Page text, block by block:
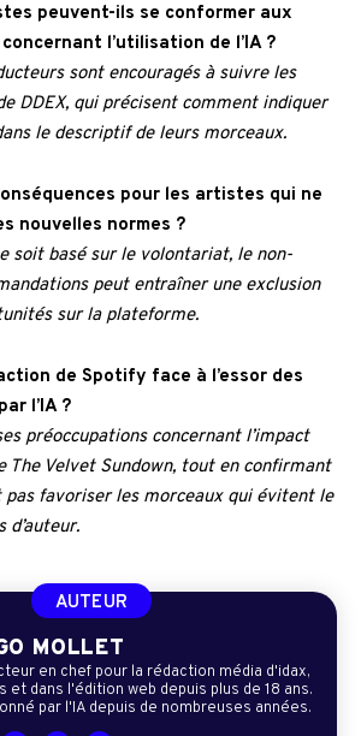
peuvent-ils se conformer aux
l’utilisation de l’IA ?
sont encouragés à suivre les
DDEX, qui précisent comment indiquer
le descriptif de leurs morceaux.
pour les artistes qui ne
nouvelles normes ?
soit basé sur le volontariat, le non-
peut entraîner une exclusion
sur la plateforme.
de Spotify face à l’essor des
l’IA ?
préoccupations concernant l’impact
The Velvet Sundown, tout en confirmant
pas favoriser les morceaux qui évitent le
AUTEUR
MOLLET
en chef pour la rédaction média d'idax,
et dans l'édition web depuis plus de 18 ans.
par l'IA depuis de nombreuses années.